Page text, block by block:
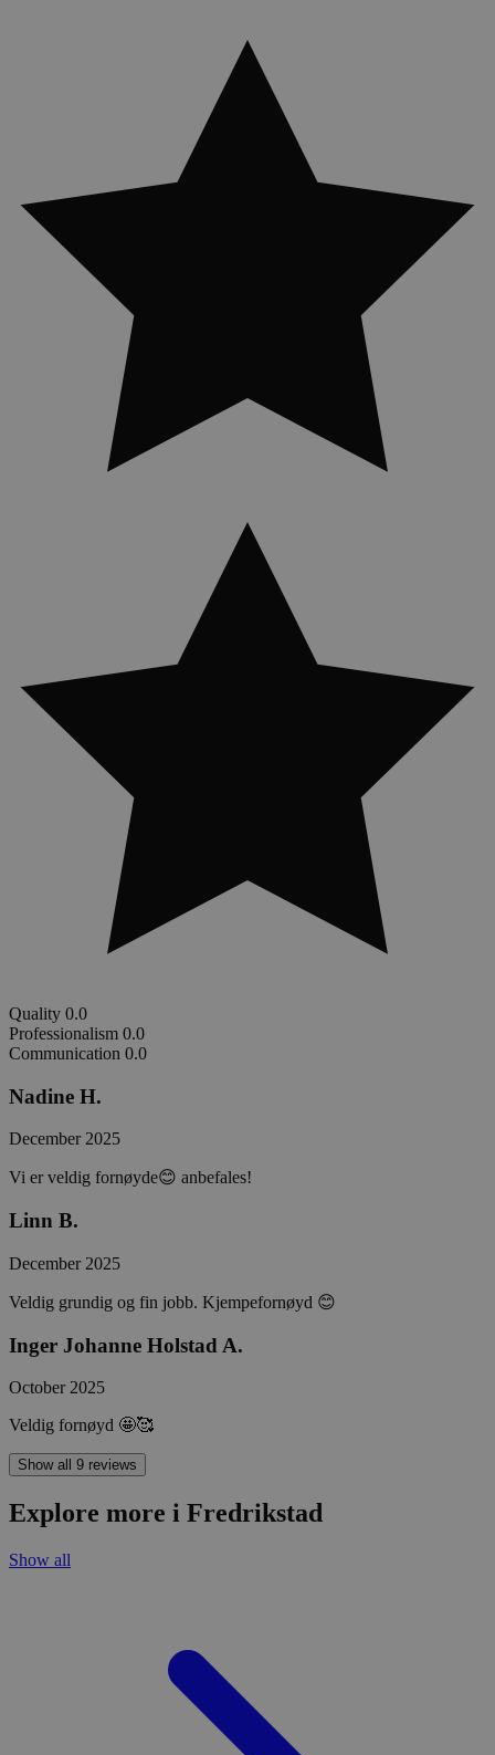
Quality 0.0
Professionalism 0.0
Communication 0.0
Nadine H.
December 2025
Vi er veldig fornøyde😊 anbefales!
Linn B.
December 2025
Veldig grundig og fin jobb. Kjempefornøyd 😊
Inger Johanne Holstad A.
October 2025
Veldig fornøyd 🤩🥰
Show all 9 reviews
Explore more i Fredrikstad
Show all